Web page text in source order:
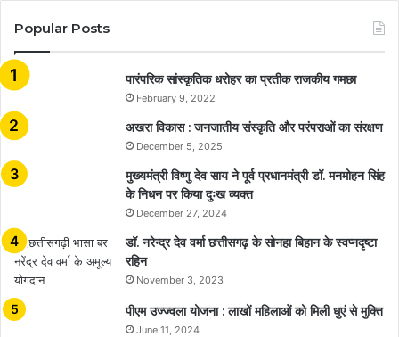
Popular Posts
​​​​​​​पारंपरिक सांस्कृतिक धरोहर का प्रतीक राजकीय गमछा
February 9, 2022
अखरा विकास : जनजातीय संस्कृति और परंपराओं का संरक्षण
December 5, 2025
मुख्यमंत्री विष्णु देव साय ने पूर्व प्रधानमंत्री डॉ. मनमोहन सिंह
के निधन पर किया दुःख व्यक्त
December 27, 2024
डॉ. नरेन्द्र देव वर्मा छत्तीसगढ़ के सोनहा बिहान के स्वप्नदृष्टा
रहिन
November 3, 2023
पीएम उज्ज्वला योजना : लाखों महिलाओं को मिली धुएं से मुक्ति
June 11, 2024